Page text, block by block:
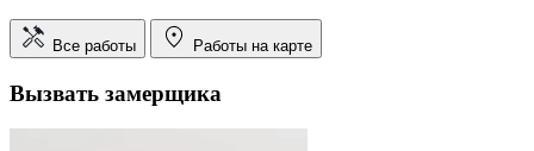
Все работы Работы на карте
Вызвать замерщика